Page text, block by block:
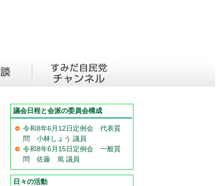
議会日程と会派の委員会構成
令和8年6月12日定例会 代表質
問 小林しょう 議員
令和8年6月15日定例会 一般質
問 佐藤 篤 議員
日々の活動